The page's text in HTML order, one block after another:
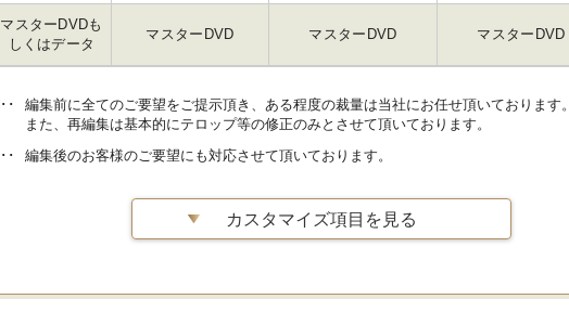
マスターDVDも
しくはデータ
マスターDVD マスターDVD マスターDVD
編集前に全てのご要望をご提示頂き、ある程度の裁量は当社にお任せ頂いております。
また、再編集は基本的にテロップ等の修正のみとさせて頂いております。
編集後のお客様のご要望にも対応させて頂いております。
カスタマイズ項目を見る